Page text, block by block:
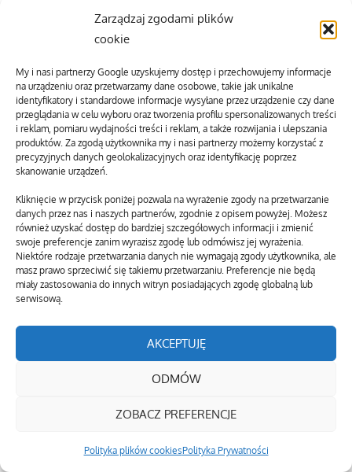
Zarządzaj zgodami plików
cookie
My i nasi partnerzy Google uzyskujemy dostęp i przechowujemy informacje
na urządzeniu oraz przetwarzamy dane osobowe, takie jak unikalne
identyfikatory i standardowe informacje wysyłane przez urządzenie czy dane
przeglądania w celu wyboru oraz tworzenia profilu spersonalizowanych treści
i reklam, pomiaru wydajności treści i reklam, a także rozwijania i ulepszania
produktów. Za zgodą użytkownika my i nasi partnerzy możemy korzystać z
precyzyjnych danych geolokalizacyjnych oraz identyfikację poprzez
skanowanie urządzeń.
Kliknięcie w przycisk poniżej pozwala na wyrażenie zgody na przetwarzanie
danych przez nas i naszych partnerów, zgodnie z opisem powyżej. Możesz
również uzyskać dostęp do bardziej szczegółowych informacji i zmienić
swoje preferencje zanim wyrazisz zgodę lub odmówisz jej wyrażenia.
Niektóre rodzaje przetwarzania danych nie wymagają zgody użytkownika, ale
masz prawo sprzeciwić się takiemu przetwarzaniu. Preferencje nie będą
miały zastosowania do innych witryn posiadających zgodę globalną lub
serwisową.
AKCEPTUJĘ
ODMÓW
ZOBACZ PREFERENCJE
Polityka plików cookiesPolityka Prywatności